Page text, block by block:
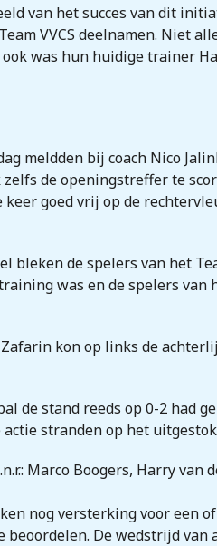
van het succes van dit
VVCS deelnamen. Niet
was hun huidige trainer
meldden bij coach Nico
de openingstreffer te
goed vrij op de
de spelers van het
was en de spelers van
kon op links de
de stand reeds op 0-2 had
stranden op het
Marco Boogers, Harry van
nog versterking voor een
De wedstrijd van